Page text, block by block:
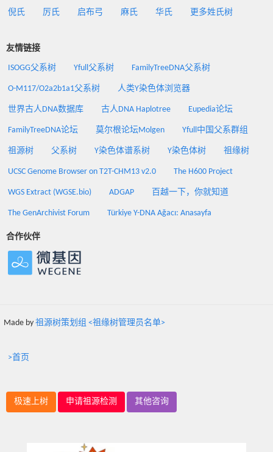
倪氏 厉氏 启布弓 麻氏 华氏 更多姓氏树
友情链接
ISOGG父系树 Yfull父系树 FamilyTreeDNA父系树
O-M117/O2a2b1a1父系树 人类Y染色体浏览器
世界古人DNA数据库 古人DNA Haplotree Eupedia论坛
FamilyTreeDNA论坛 莫尔根论坛Molgen Yfull中国父系群组
祖源树 父系树 Y染色体谱系树 Y染色体树 祖缘树
UCSC Genome Browser on T2T-CHM13 v2.0 The H600 Project
WGS Extract (WGSE.bio) ADGAP 百越一下，你就知道
The GenArchivist Forum Türkiye Y-DNA Ağacı: Anasayfa
合作伙伴
Made by 祖源树策划组 <祖缘树管理员名单>
>首页
极速上树 申请祖源检测 其他咨询